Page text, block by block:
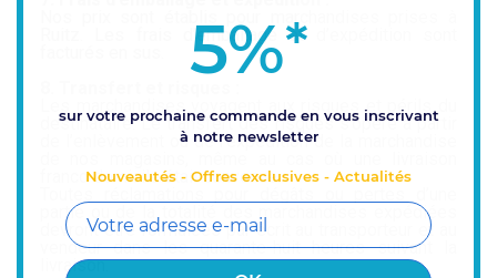
Nos prix sont établis pour marchandises prises à
Ruitz. Les frais d’emballage et d’expédition sont
Les marchandises voyagent aux risques et périls du
destinataire. Le transfert des risques s’opère à partir
de l’enlèvement ou de l’expédition de la marchandise
franco domicile était convenue.
partie ou de la totalité des marchandises expédiées
devront être formulées par écrit au transporteur et au
vendeur dans les quarante-huit heures suivant la
livraison.
5%*
sur votre prochaine commande en vous inscrivant
à notre newsletter
Nouveautés - Offres exclusives - Actualités